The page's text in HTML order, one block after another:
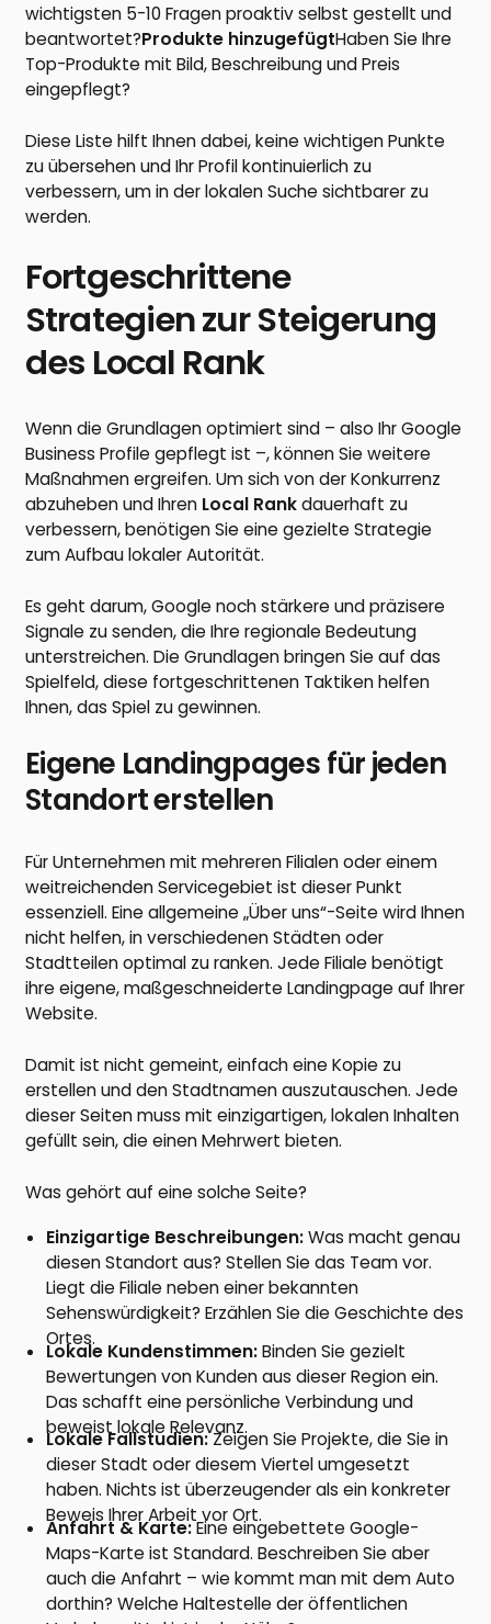
wichtigsten 5-10 Fragen proaktiv selbst gestellt und
beantwortet?Produkte hinzugefügtHaben Sie Ihre
Top-Produkte mit Bild, Beschreibung und Preis
eingepflegt?
Diese Liste hilft Ihnen dabei, keine wichtigen Punkte
zu übersehen und Ihr Profil kontinuierlich zu
verbessern, um in der lokalen Suche sichtbarer zu
werden.
Fortgeschrittene
Strategien zur Steigerung
des Local Rank
Wenn die Grundlagen optimiert sind – also Ihr Google
Business Profile gepflegt ist –, können Sie weitere
Maßnahmen ergreifen. Um sich von der Konkurrenz
abzuheben und Ihren Local Rankdauerhaft zu
verbessern, benötigen Sie eine gezielte Strategie
zum Aufbau lokaler Autorität.
Es geht darum, Google noch stärkere und präzisere
Signale zu senden, die Ihre regionale Bedeutung
unterstreichen. Die Grundlagen bringen Sie auf das
Spielfeld, diese fortgeschrittenen Taktiken helfen
Ihnen, das Spiel zu gewinnen.
Eigene Landingpages für jeden
Standort erstellen
Für Unternehmen mit mehreren Filialen oder einem
weitreichenden Servicegebiet ist dieser Punkt
essenziell. Eine allgemeine „Über uns“-Seite wird Ihnen
nicht helfen, in verschiedenen Städten oder
Stadtteilen optimal zu ranken. Jede Filiale benötigt
ihre eigene, maßgeschneiderte Landingpage auf Ihrer
Website.
Damit ist nicht gemeint, einfach eine Kopie zu
erstellen und den Stadtnamen auszutauschen. Jede
dieser Seiten muss mit einzigartigen, lokalen Inhalten
gefüllt sein, die einen Mehrwert bieten.
Was gehört auf eine solche Seite?
Einzigartige Beschreibungen:Was macht genau
diesen Standort aus? Stellen Sie das Team vor.
Liegt die Filiale neben einer bekannten
Sehenswürdigkeit? Erzählen Sie die Geschichte des
Ortes.
Lokale Kundenstimmen:Binden Sie gezielt
Bewertungen von Kunden aus dieser Region ein.
Das schafft eine persönliche Verbindung und
beweist lokale Relevanz.
Lokale Fallstudien:Zeigen Sie Projekte, die Sie in
dieser Stadt oder diesem Viertel umgesetzt
haben. Nichts ist überzeugender als ein konkreter
Beweis Ihrer Arbeit vor Ort.
Anfahrt & Karte:Eine eingebettete Google-
Maps-Karte ist Standard. Beschreiben Sie aber
auch die Anfahrt – wie kommt man mit dem Auto
dorthin? Welche Haltestelle der öffentlichen